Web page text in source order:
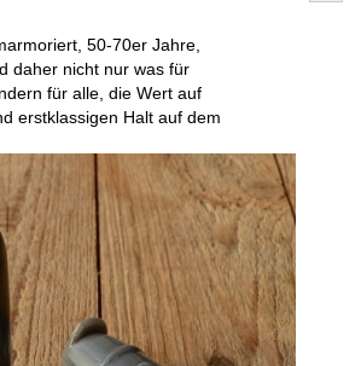
50-70er Jahre,
daher nicht nur was für
für alle, die Wert auf
erstklassigen Halt auf dem